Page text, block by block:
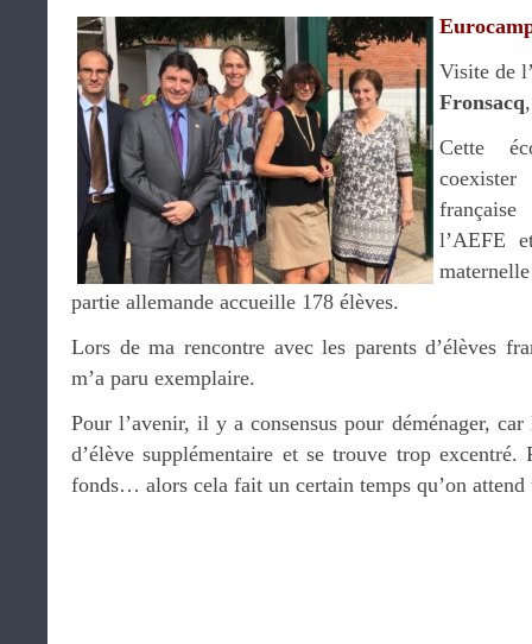
Visite de
Fronsacq
Cette
l’AEFE
partie allemande accueille 178 élèves.
Lors de ma rencontre avec les parents d’élèves
m’a paru exemplaire.
Pour l’avenir, il y a consensus pour déménager,
d’élève supplémentaire et se trouve trop
fonds… alors cela fait un certain temps qu’on